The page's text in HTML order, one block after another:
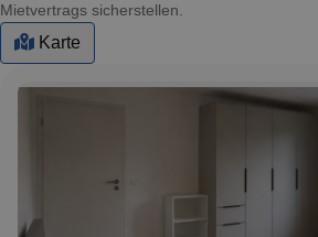
Mietvertrags sicherstellen.
Karte